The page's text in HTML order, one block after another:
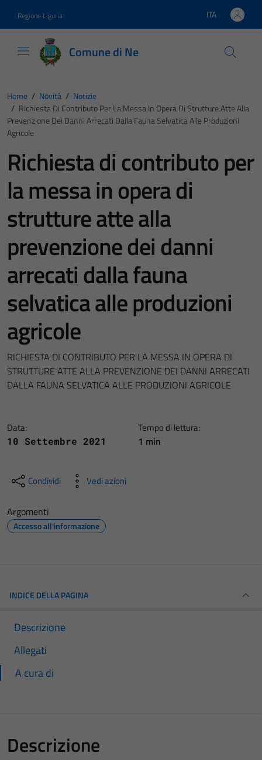
Regione Liguria Lingua attiva:
ITA
Comune di Ne
Home / Novità / Notizie
/ Richiesta Di Contributo Per La Messa In Opera Di Strutture Atte Alla
Prevenzione Dei Danni Arrecati Dalla Fauna Selvatica Alle Produzioni
Agricole
Richiesta di contributo per
la messa in opera di
strutture atte alla
prevenzione dei danni
arrecati dalla fauna
selvatica alle produzioni
agricole
RICHIESTA DI CONTRIBUTO PER LA MESSA IN OPERA DI
STRUTTURE ATTE ALLA PREVENZIONE DEI DANNI ARRECATI
DALLA FAUNA SELVATICA ALLE PRODUZIONI AGRICOLE
Data:
10 Settembre 2021
Tempo di lettura:
1 min
Condividi Vedi azioni
Argomenti
Accesso all'informazione
INDICE DELLA PAGINA
Descrizione
Allegati
A cura di
Descrizione